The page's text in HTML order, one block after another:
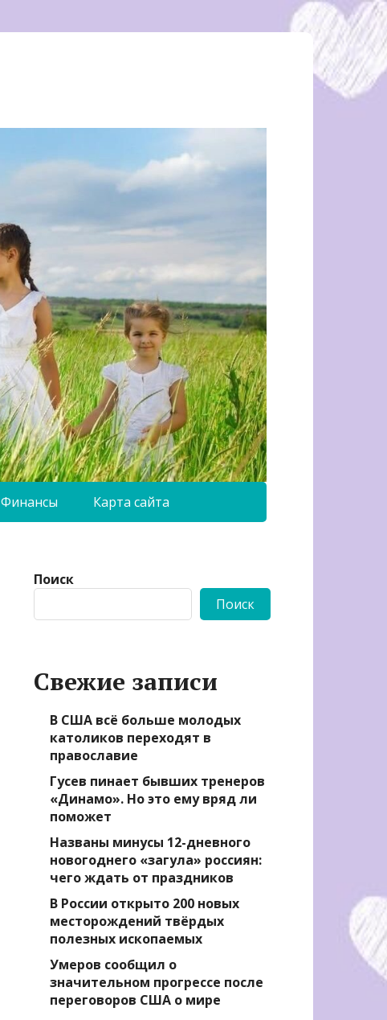
Финансы Карта сайта
Поиск
Поиск
Свежие записи
В США всё больше молодых
католиков переходят в
православие
Гусев пинает бывших тренеров
«Динамо». Но это ему вряд ли
поможет
Названы минусы 12-дневного
новогоднего «загула» россиян:
чего ждать от праздников
В России открыто 200 новых
месторождений твёрдых
полезных ископаемых
Умеров сообщил о
значительном прогрессе после
переговоров США о мире